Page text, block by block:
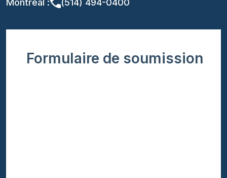
Montréal : (514) 494-0400
Formulaire de soumission